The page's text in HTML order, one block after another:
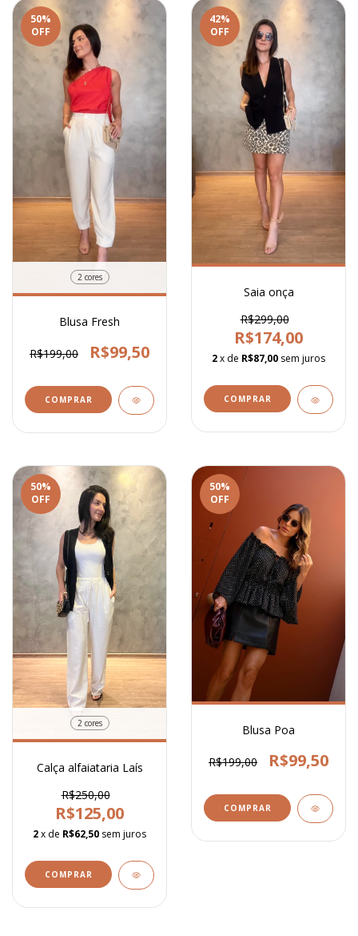
50%
OFF
2 cores
Blusa Fresh
R$199,00 R$99,50
COMPRAR
42%
OFF
Saia onça
R$299,00
R$174,00
2x de R$87,00 sem juros
COMPRAR
50%
OFF
2 cores
Calça alfaiataria Laís
R$250,00
R$125,00
2x de R$62,50 sem juros
COMPRAR
50%
OFF
Blusa Poa
R$199,00 R$99,50
COMPRAR